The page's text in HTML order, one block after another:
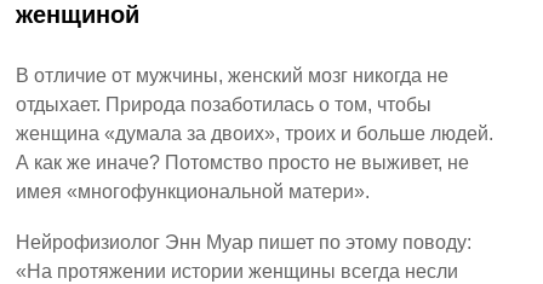
женщиной
В отличие от мужчины, женский мозг никогда не
отдыхает. Природа позаботилась о том, чтобы
женщина «думала за двоих», троих и больше людей.
А как же иначе? Потомство просто не выживет, не
имея «многофункциональной матери».
Нейрофизиолог Энн Муар пишет по этому поводу:
«На протяжении истории женщины всегда несли